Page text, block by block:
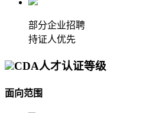
部分企业招聘
持证人优先
CDA人才认证等级
面向范围